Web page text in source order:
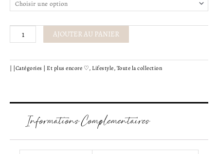
Cartes
Calligraphie
française
AJOUTER AU PANIER
| |Catégories | Et plus encore ♡, Lifestyle,Toute la collection
Informations Complémentaires